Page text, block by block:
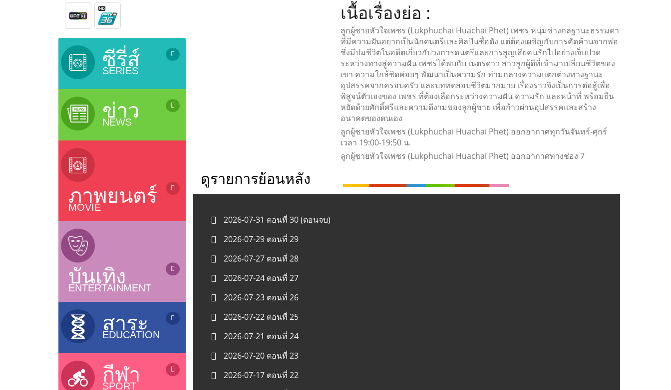
ซีรี่ส์
SERIES
ซีรี่ย์เกาหลี (เสียงไทย) / Korean
Series
ซีรี่ย์ยูริ (ซีรี่ย์หญิงรักหญิง) / Lesbian
Serie
ละครไทยรีรัน (Rerun Thai Drama)
ซีรี่ย์ญี่ปุ่น / Japanese Series
ซีรี่ย์จีน (เสียงไทย) / Chinese Series
ละครไทย (อวสาน) / Thai Dramas
(ended)
(On air)
ซีรี่ส์วาย / Boys Love Series
ซีรี่ย์ฝรั่ง / US Series
ซีรี่ย์เกาหลี (ซับไทย) / Korean Series
(sub thai)
ซีรี่ย์อินเดีย / Indian Series
ซีรี่ย์ฟิลิปปินส์ / Filipino Series
ซิทคอม / Sitcom
ข่าว
NEWS
ข่าว / News
ข่าวบันเทิง / Entertainment News
ภาพยนตร์
MOVIE
ภาพยนตร์ไทย / Thai Movies
ภาพยนตร์แอนนิเมชั่น / Animation
หนังไทยใหม่ / New Thai Movies
ภาพยนตร์เกาหลี / Korean Movies
ภาพยนตร์จีน / Chinese Movies
หนังดังช่อง 3, 7, 9, One
ภาพยนตร์อินเดีย / Indian Movies
ภาพยนตร์ญี่ปุ่น / Japanese Movies
ภาพยนตร์ฝรั่ง / Movies
แกะกล่องหนังไทย / Old Thai Movies
ภาพยนตร์ฝรั่งใหม่
บันเทิง
ENTERTAINMENT
การ์ตูน / Cartoons
เกมส์โชว์ / Game Shows
รายการเพลง&คอนเสิร์ต /
Music&Concert
รายการตลกขำขัน / Comedy Shows
ลิเก / Musical Folk Drama
สาระ
EDUCATION
รายการสารคดี / Documentary
บ้านและเทคโนโลยี / Home &
Technologyกีฬา
SPORT
เนื้อเรื่องย่อ :
ลูกผู้ชายหัวใจเพชร (Lukphuchai Huachai Phet) เพชร หนุ่มช่างกลฐานะธรรมดา
ที่มีความฝันอยากเป็นนักดนตรีและศิลปินชื่อดัง แต่ต้องเผชิญกับการคัดค้านจากพ่อ
ซึ่งมีปมชีวิตในอดีตเกี่ยวกับวงการดนตรีและการสูญเสียคนรักไปอย่างเจ็บปวด
ระหว่างทางสู่ความฝัน เพชรได้พบกับ เนตรดาว สาวลูกผู้ดีที่เข้ามาเปลี่ยนชีวิตของ
เขา ความใกล้ชิดค่อยๆ พัฒนาเป็นความรัก ท่ามกลางความแตกต่างทางฐานะ
อุปสรรคจากครอบครัว และบททดสอบชีวิตมากมาย เรื่องราวจึงเป็นการต่อสู้เพื่อ
พิสูจน์ตัวเองของ เพชร ที่ต้องเลือกระหว่างความฝัน ความรัก และหน้าที่ พร้อมยืน
หยัดด้วยศักดิ์ศรีและความดีงามของลูกผู้ชาย เพื่อก้าวผ่านอุปสรรคและสร้าง
อนาคตของตนเอง
ลูกผู้ชายหัวใจเพชร (Lukphuchai Huachai Phet) ออกอากาศทุกวันจันทร์-ศุกร์
เวลา 19:00-19:50 น.
ลูกผู้ชายหัวใจเพชร (Lukphuchai Huachai Phet) ออกอากาศทางช่อง 7
ดูรายการย้อนหลัง
2026-07-31 ตอนที่ 30 (ตอนจบ)
2026-07-29 ตอนที่ 29
2026-07-27 ตอนที่ 28
2026-07-24 ตอนที่ 27
2026-07-23 ตอนที่ 26
2026-07-22 ตอนที่ 25
2026-07-21 ตอนที่ 24
2026-07-20 ตอนที่ 23
2026-07-17 ตอนที่ 22